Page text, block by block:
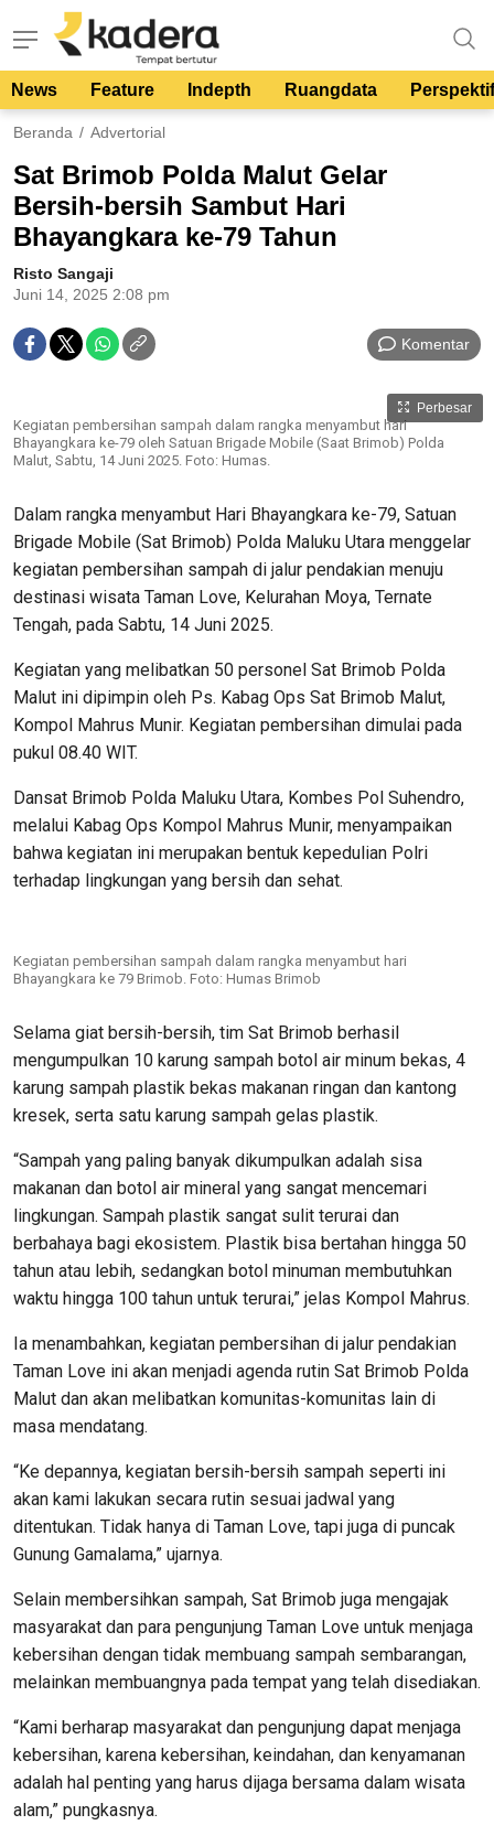
kadera.id
Tempat bertutur
News Feature Indepth Ruangdata Perspektif
Beranda Advertorial
Sat Brimob Polda Malut Gelar
Bersih-bersih Sambut Hari
Bhayangkara ke-79 Tahun
Risto Sangaji
Juni 14, 2025 2:08 pm
Komentar
Perbesar
Kegiatan pembersihan sampah dalam rangka menyambut hari
Bhayangkara ke-79 oleh Satuan Brigade Mobile (Saat Brimob) Polda
Malut, Sabtu, 14 Juni 2025. Foto: Humas.
Dalam rangka menyambut Hari Bhayangkara ke-79, Satuan
Brigade Mobile (Sat Brimob) Polda Maluku Utara menggelar
kegiatan pembersihan sampah di jalur pendakian menuju
destinasi wisata Taman Love, Kelurahan Moya, Ternate
Tengah, pada Sabtu, 14 Juni 2025.
Kegiatan yang melibatkan 50 personel Sat Brimob Polda
Malut ini dipimpin oleh Ps. Kabag Ops Sat Brimob Malut,
Kompol Mahrus Munir. Kegiatan pembersihan dimulai pada
pukul 08.40 WIT.
Dansat Brimob Polda Maluku Utara, Kombes Pol Suhendro,
melalui Kabag Ops Kompol Mahrus Munir, menyampaikan
bahwa kegiatan ini merupakan bentuk kepedulian Polri
terhadap lingkungan yang bersih dan sehat.
Kegiatan pembersihan sampah dalam rangka menyambut hari
Bhayangkara ke 79 Brimob. Foto: Humas Brimob
Selama giat bersih-bersih, tim Sat Brimob berhasil
mengumpulkan 10 karung sampah botol air minum bekas, 4
karung sampah plastik bekas makanan ringan dan kantong
kresek, serta satu karung sampah gelas plastik.
“Sampah yang paling banyak dikumpulkan adalah sisa
makanan dan botol air mineral yang sangat mencemari
lingkungan. Sampah plastik sangat sulit terurai dan
berbahaya bagi ekosistem. Plastik bisa bertahan hingga 50
tahun atau lebih, sedangkan botol minuman membutuhkan
waktu hingga 100 tahun untuk terurai,” jelas Kompol Mahrus.
Ia menambahkan, kegiatan pembersihan di jalur pendakian
Taman Love ini akan menjadi agenda rutin Sat Brimob Polda
Malut dan akan melibatkan komunitas-komunitas lain di
masa mendatang.
“Ke depannya, kegiatan bersih-bersih sampah seperti ini
akan kami lakukan secara rutin sesuai jadwal yang
ditentukan. Tidak hanya di Taman Love, tapi juga di puncak
Gunung Gamalama,” ujarnya.
Selain membersihkan sampah, Sat Brimob juga mengajak
masyarakat dan para pengunjung Taman Love untuk menjaga
kebersihan dengan tidak membuang sampah sembarangan,
melainkan membuangnya pada tempat yang telah disediakan.
“Kami berharap masyarakat dan pengunjung dapat menjaga
kebersihan, karena kebersihan, keindahan, dan kenyamanan
adalah hal penting yang harus dijaga bersama dalam wisata
alam,” pungkasnya.